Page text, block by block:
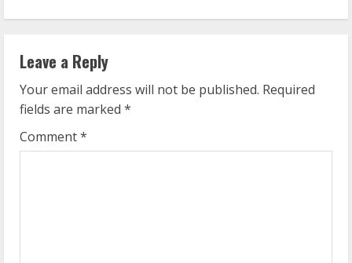
i
n
u
e
R
Leave a Reply
Your email address will not be published. Required
fields are marked *
Comment*